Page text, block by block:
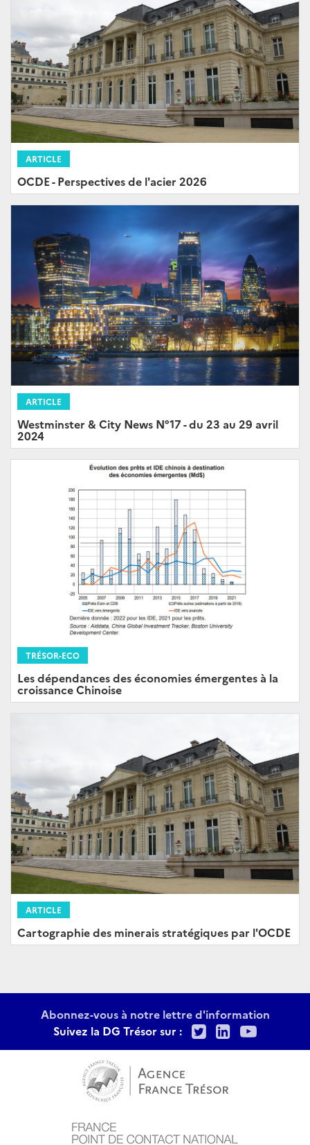
ARTICLE
OCDE - Perspectives de l'acier 2026
ARTICLE
Westminster & City News N°17 - du 23 au 29 avril
2024
TRÉSOR-ECO
Les dépendances des économies émergentes à la
croissance Chinoise
ARTICLE
Cartographie des minerais stratégiques par l'OCDE
Abonnez-vous à notre lettre d'information
Suivez la DG Trésor sur :
TwitterLinkedIn